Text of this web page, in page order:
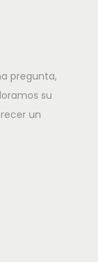
pregunta,
su
un